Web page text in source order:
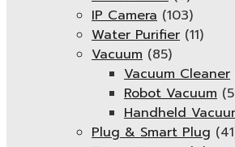
IP Camera (103)
Water Purifier (11)
Vacuum (85)
Vacuum Cleaner
Robot Vacuum
Handheld
Plug & Smart Plug